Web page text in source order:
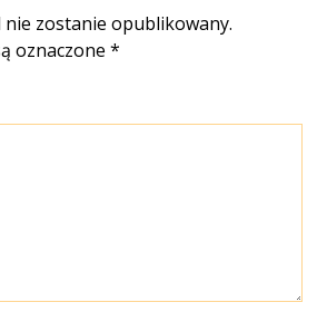
zostanie opublikowany.
oznaczone*